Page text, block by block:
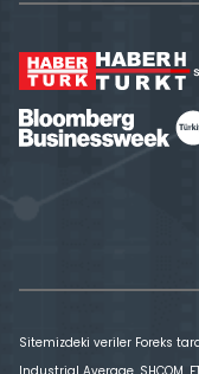
Sitemizdeki veriler Foreks